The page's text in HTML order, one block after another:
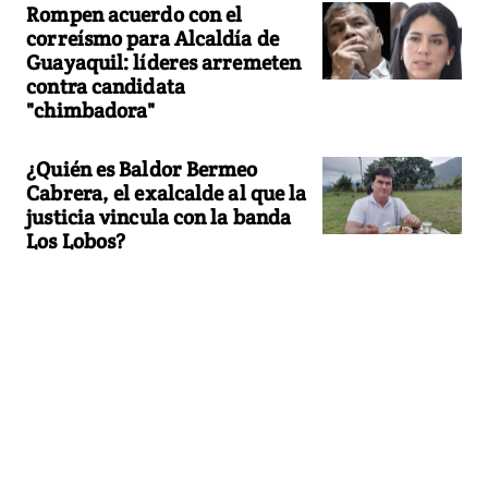
Rompen acuerdo con el
correísmo para Alcaldía de
Guayaquil: líderes arremeten
contra candidata
"chimbadora"
¿Quién es Baldor Bermeo
Cabrera, el exalcalde al que la
justicia vincula con la banda
Los Lobos?